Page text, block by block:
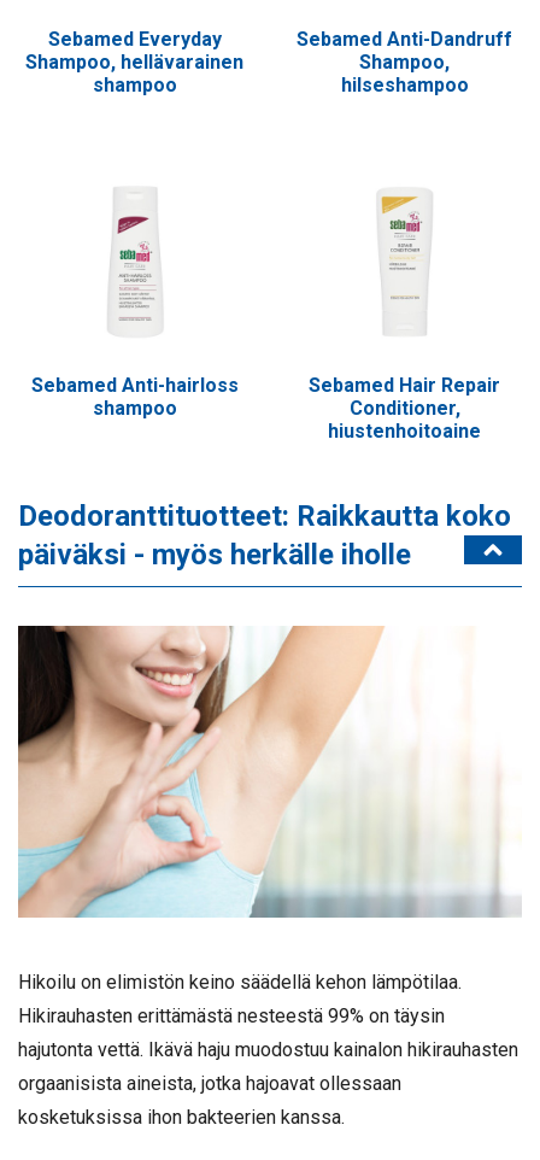
Sebamed Everyday
Shampoo, hellävarainen
shampoo
Sebamed Anti-Dandruff
Shampoo,
hilseshampoo
Sebamed Anti-hairloss
shampoo
Sebamed Hair Repair
Conditioner,
hiustenhoitoaine
Deodoranttituotteet: Raikkautta koko
päiväksi - myös herkälle iholle
Hikoilu on elimistön keino säädellä kehon lämpötilaa.
Hikirauhasten erittämästä nesteestä 99% on täysin
hajutonta vettä. Ikävä haju muodostuu kainalon hikirauhasten
orgaanisista aineista, jotka hajoavat ollessaan
kosketuksissa ihon bakteerien kanssa.